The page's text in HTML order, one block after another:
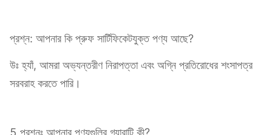
প্রশ্ন: আপনার কি প্রুফ সার্টিফিকেটযুক্ত পণ্য আছে?
উঃ হ্যাঁ, আমরা অভ্যন্তরীণ নিরাপত্তা এবং অগ্নি প্রতিরোধের শংসাপত্র
সরবরাহ করতে পারি।
5 প্রশ্নঃ আপনার পণ্যগুলির গ্যারান্টি কী?